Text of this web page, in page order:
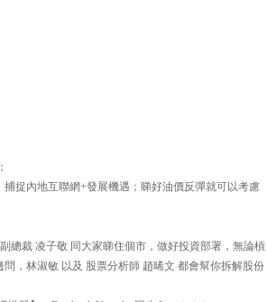
捉內地互聯網+發展機遇；睇好油價反彈就可以考慮
總裁 凌子敬 同大家睇住個市，做好投資部署，無論槓
，林淑敏 以及 股票分析師 趙晞文 都會幫你拆解股份